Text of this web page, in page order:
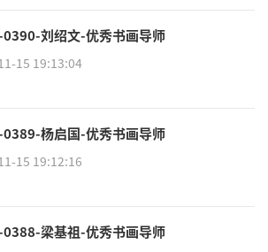
0390-刘绍文-优秀书画导师
15 19:13:04
0389-杨启国-优秀书画导师
15 19:12:16
0388-梁基祖-优秀书画导师